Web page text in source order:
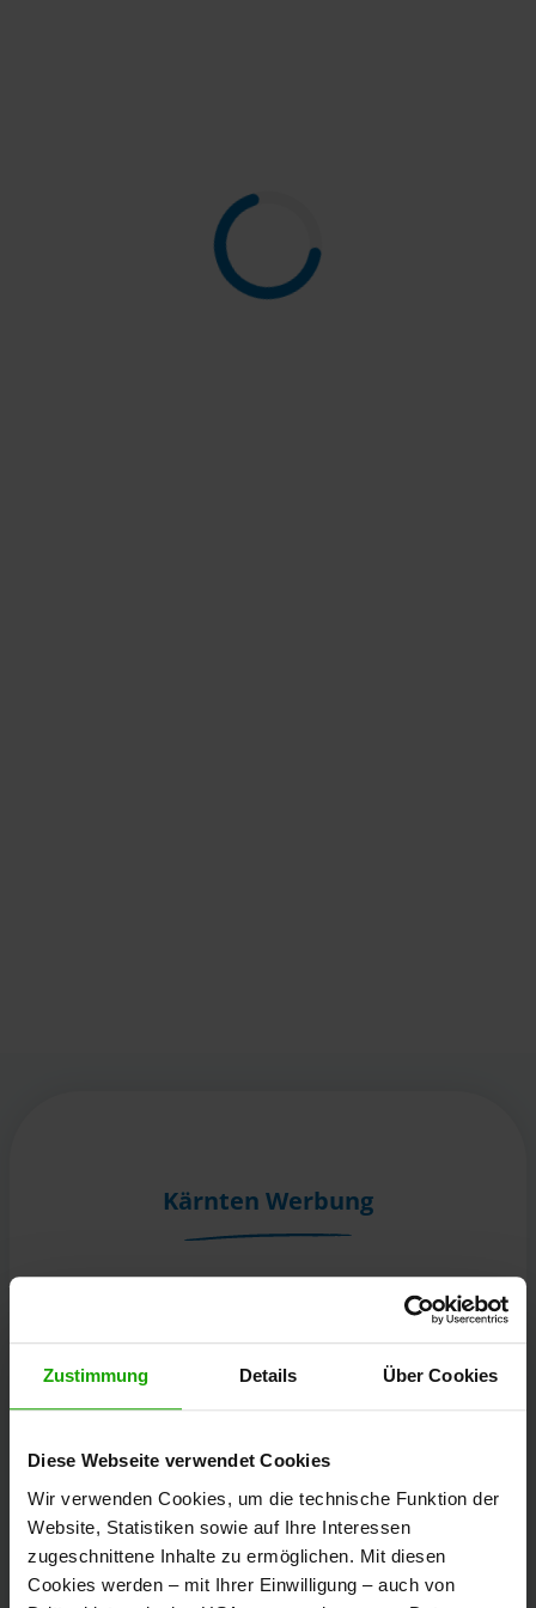
Zustimmung Details Über Cookies
Diese Webseite verwendet Cookies
Wir verwenden Cookies, um die technische Funktion der
Website, Statistiken sowie auf Ihre Interessen
zugeschnittene Inhalte zu ermöglichen. Mit diesen
Cookies werden – mit Ihrer Einwilligung – auch von
Kärnten Werbung
Österreich
+43/463/3000
info@kaernten.at
Bleibe informiert!